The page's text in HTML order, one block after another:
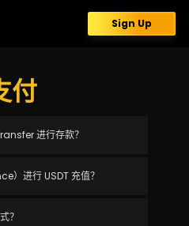
Sign Up
付
进行存款？
）进行 USDT 充值？
？